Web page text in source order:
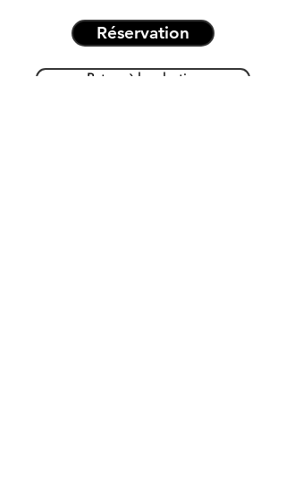
Réservation
Retour à la selection